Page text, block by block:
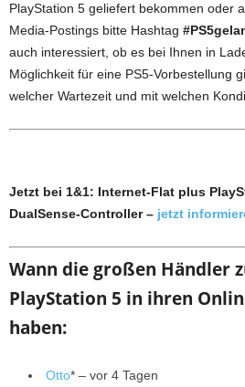
PlayStation 5 geliefert bekommen oder
Media-Postings bitte Hashtag
auch interessiert, ob es bei Ihnen in
Möglichkeit für eine PS5-Vorbestellung
welcher Wartezeit und mit welchen
Jetzt bei 1&1: Internet-Flat plus
DualSense-Controller – jetzt
Wann die großen Händler
PlayStation 5 in ihren
haben:
Otto* – vor 4 Tagen